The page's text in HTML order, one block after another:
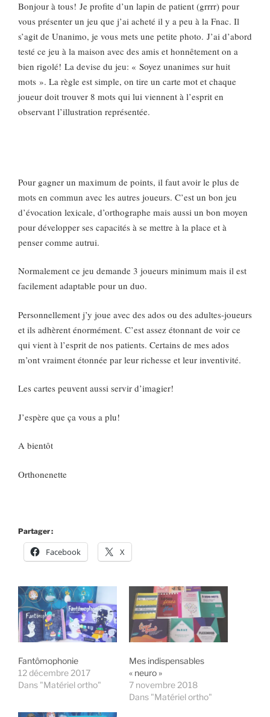
Bonjour à tous! Je profite d’un lapin de patient (grrrr) pour
vous présenter un jeu que j’ai acheté il y a peu à la Fnac. Il
s’agit de Unanimo, je vous mets une petite photo. J’ai d’abord
testé ce jeu à la maison avec des amis et honnêtement on a
bien rigolé! La devise du jeu: « Soyez unanimes sur huit
mots ». La règle est simple, on tire un carte mot et chaque
joueur doit trouver 8 mots qui lui viennent à l’esprit en
observant l’illustration représentée.
Pour gagner un maximum de points, il faut avoir le plus de
mots en commun avec les autres joueurs. C’est un bon jeu
d’évocation lexicale, d’orthographe mais aussi un bon moyen
pour développer ses capacités à se mettre à la place et à
penser comme autrui.
Normalement ce jeu demande 3 joueurs minimum mais il est
facilement adaptable pour un duo.
Personnellement j’y joue avec des ados ou des adultes-joueurs
et ils adhèrent énormément. C’est assez étonnant de voir ce
qui vient à l’esprit de nos patients. Certains de mes ados
m’ont vraiment étonnée par leur richesse et leur inventivité.
Les cartes peuvent aussi servir d’imagier!
J’espère que ça vous a plu!
A bientôt
Orthonenette
Partager :
Facebook X
Fantômophonie
12 décembre 2017
Dans "Matériel ortho"
Mes indispensables
« neuro »
7 novembre 2018
Dans "Matériel ortho"